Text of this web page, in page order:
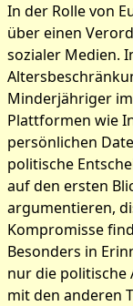
In der Rolle von
über einen
sozialer Medien.
Minderjähriger
Plattformen wie
persönlichen
politische
auf den ersten
argumentieren,
Kompromisse
Besonders in
nur die politische
mit den anderen